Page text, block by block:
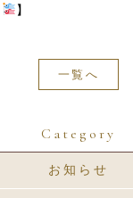
】
一覧へ
Category
お知らせ